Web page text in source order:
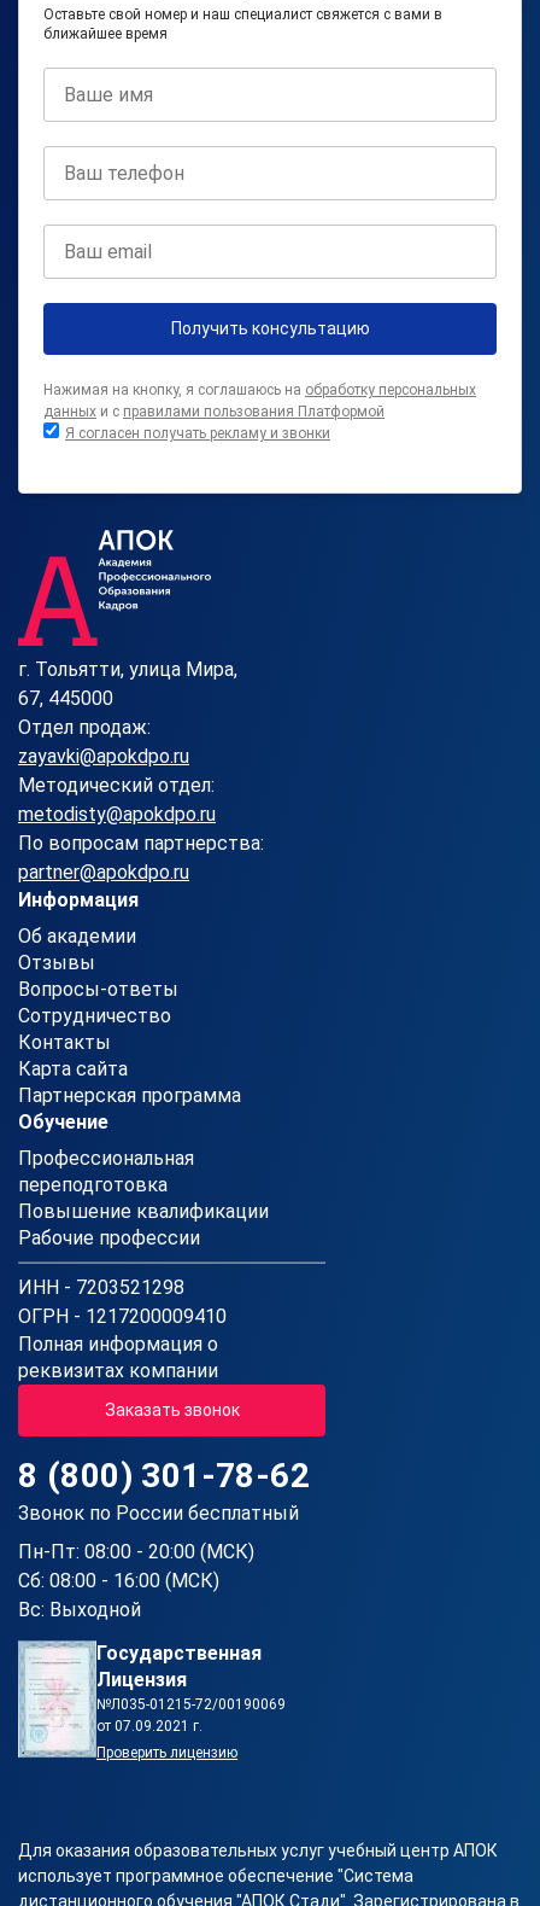
Оставьте свой номер и наш специалист свяжется с вами в
ближайшее время
Получить консультацию
Нажимая на кнопку, я соглашаюсь на обработку персональных
данных и с правилами пользования Платформой
Я согласен получать рекламу и звонки
г. Тольятти, улица Мира,
67, 445000
Отдел продаж:
zayavki@apokdpo.ru
Методический отдел:
metodisty@apokdpo.ru
По вопросам партнерства:
partner@apokdpo.ru
Информация
Об академии
Отзывы
Вопросы-ответы
Сотрудничество
Контакты
Карта сайта
Партнерская программа
Обучение
Профессиональная
переподготовка
Повышение квалификации
Рабочие профессии
ИНН - 7203521298
ОГРН - 1217200009410
Полная информация о
реквизитах компании
Заказать звонок
8 (800) 301-78-62
Звонок по России бесплатный
Пн-Пт: 08:00 - 20:00 (МСК)
Сб: 08:00 - 16:00 (МСК)
Вс: Выходной
Государственная
Лицензия
№Л035-01215-72/00190069
от 07.09.2021 г.
Проверить лицензию
Для оказания образовательных услуг учебный центр АПОК
использует программное обеспечение "Система
дистанционного обучения "АПОК Стади". Зарегистрирована в